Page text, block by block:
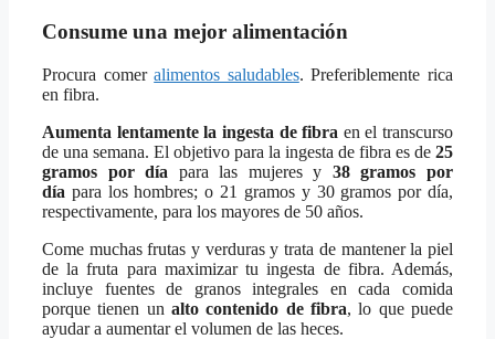
Consume una mejor alimentación
Procura comeralimentos saludables. Preferiblemente rica
en fibra.
Aumenta lentamente la ingesta de fibra en el transcurso
de una semana. El objetivo para la ingesta de fibra es de 25
gramos por día para las mujeres y 38 gramos por
día para los hombres; o 21 gramos y 30 gramos por día,
respectivamente, para los mayores de 50 años.
Come muchas frutas y verduras y trata de mantener la piel
de la fruta para maximizar tu ingesta de fibra. Además,
incluye fuentes de granos integrales en cada comida
porque tienen un alto contenido de fibra, lo que puede
ayudar a aumentar el volumen de las heces.